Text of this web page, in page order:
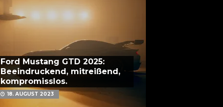
Ford Mustang GTD 2025:
Beeindruckend, mitreißend,
kompromisslos.
18. AUGUST 2023